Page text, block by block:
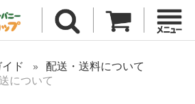
ド
配送・送料について
について